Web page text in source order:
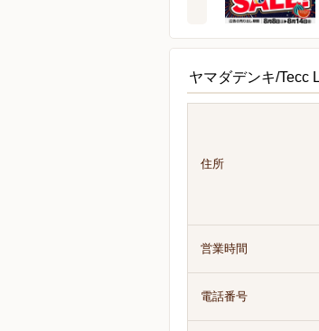
ヤマダデンキ/Tecc
住所
営業時間
電話番号